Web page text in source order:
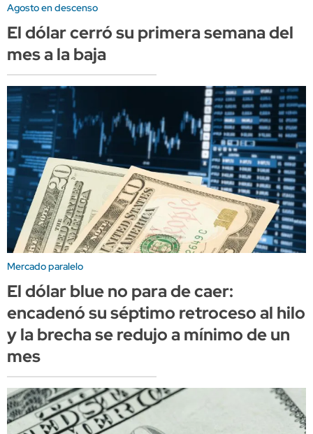
Agosto en descenso
El dólar cerró su primera semana del
mes a la baja
Mercado paralelo
El dólar blue no para de caer:
encadenó su séptimo retroceso al hilo
y la brecha se redujo a mínimo de un
mes